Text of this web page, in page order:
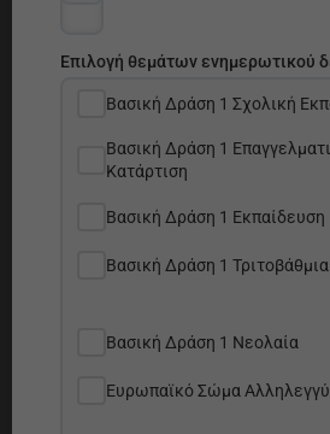
Επιλογή θεμάτων ενημερωτικού
Βασική Δράση 1 Σχολική
Βασική Δράση 1
Κατάρτιση
Βασική Δράση 1
Βασική Δράση 1
Βασική Δράση 1 Νεολαία
Ευρωπαϊκό Σώμα